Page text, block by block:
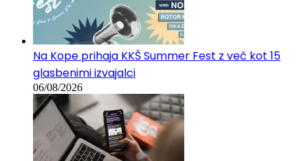
Na Kope prihaja KKŠ Summer Fest z več kot 15
glasbenimi izvajalci
06/08/2026